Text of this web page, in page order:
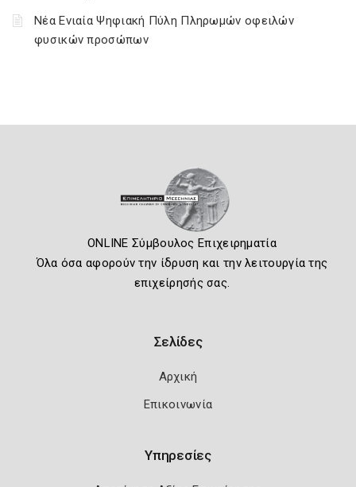
Νέα Ενιαία Ψηφιακή Πύλη Πληρωμών οφειλών
φυσικών προσώπων
ONLINE Σύμβουλος Επιχειρηματία
Όλα όσα αφορούν την ίδρυση και την λειτουργία της
επιχείρησής σας.
Σελίδες
Αρχική
Επικοινωνία
Υπηρεσίες